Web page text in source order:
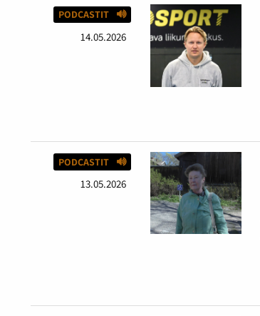
PODCASTIT
14.05.2026
PODCASTIT
13.05.2026